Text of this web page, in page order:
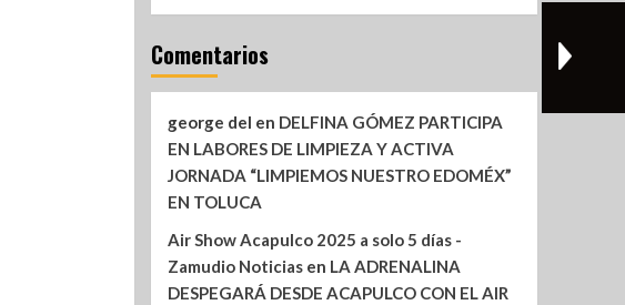
Comentarios
george del en DELFINA GÓMEZ PARTICIPA
EN LABORES DE LIMPIEZA Y ACTIVA
JORNADA “LIMPIEMOS NUESTRO EDOMÉX”
EN TOLUCA
Air Show Acapulco 2025 a solo 5 días -
Zamudio Noticiasen LA ADRENALINA
DESPEGARÁ DESDE ACAPULCO CON EL AIR